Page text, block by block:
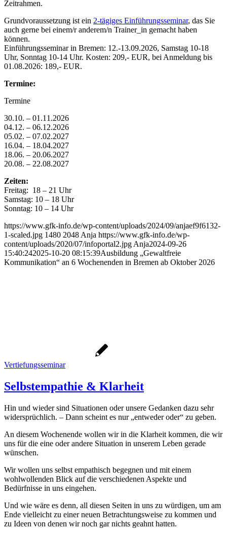
Zeitrahmen.
Grundvoraussetzung ist ein 2-tägiges Einführungsseminar, das Sie
auch gerne bei einem/r anderem/n Trainer_in gemacht haben
können.
Einführungsseminar in Bremen: 12.-13.09.2026, Samstag 10-18
Uhr, Sonntag 10-14 Uhr. Kosten: 209,- EUR, bei Anmeldung bis
01.08.2026: 189,- EUR.
Termine:
Termine
30.10. – 01.11.2026
04.12. – 06.12.2026
05.02. – 07.02.2027
16.04. – 18.04.2027
18.06. – 20.06.2027
20.08. – 22.08.2027
Zeiten:
Freitag: 18 – 21 Uhr
Samstag: 10 – 18 Uhr
Sonntag: 10 – 14 Uhr
https://www.gfk-info.de/wp-content/uploads/2024/09/anjaef9f6132-
1-scaled.jpg 1480 2048 Anja https://www.gfk-info.de/wp-
content/uploads/2020/07/infoportal2.jpg Anja2024-09-26
15:40:242025-10-20 08:15:39Ausbildung „Gewaltfreie
Kommunikation“ an 6 Wochenenden in Bremen ab Oktober 2026
Vertiefungsseminar
Selbstempathie & Klarheit
Hin und wieder sind Situationen oder unsere Gedanken dazu sehr
widersprüchlich. – Dann scheint es nur „entweder oder“ zu geben.
An diesem Wochenende wollen wir in die Klarheit kommen, die wir
uns für die eine oder andere Situation in unserem Leben gerade
wünschen.
Wir wollen uns selbst empathisch begegnen und mit einem
wohlwollenden Blick auf die verschiedenen Aspekte und
Bedürfnisse in uns eingehen.
Und wie wäre es denn, all diesen Seiten in uns zu würdigen, um am
Ende vielleicht zu einer neuen Betrachtungsweise zu kommen und
zu Ideen von denen wir noch gar nichts geahnt hatten.